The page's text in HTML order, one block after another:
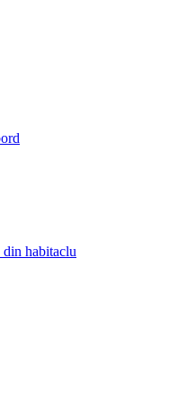
habitaclu